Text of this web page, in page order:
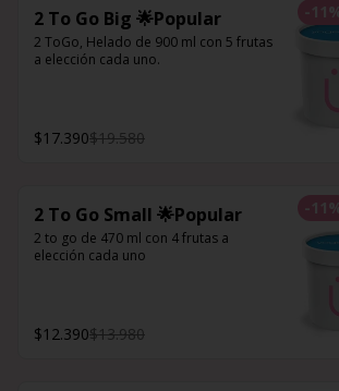
-11
2 To Go Big 🌟Popular
2 ToGo, Helado de 900 ml con 5 frutas
a elección cada uno.
$17.390$19.580
-11
2 To Go Small 🌟Popular
2 to go de 470 ml con 4 frutas a
elección cada uno
$12.390$13.980